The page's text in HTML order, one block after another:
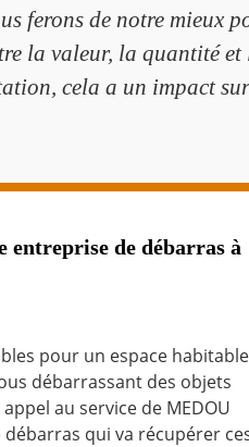
ferons de notre mieux
la valeur, la quantité
cela a un impact
de débarras à
pour un espace
débarrassant des objets
au service de MEDOU
qui va récupérer